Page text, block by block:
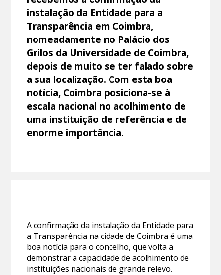
instalação da Entidade para a
Transparência em Coimbra,
nomeadamente no Palácio dos
Grilos da Universidade de Coimbra,
depois de muito se ter falado sobre
a sua localização. Com esta boa
notícia, Coimbra posiciona-se à
escala nacional no acolhimento de
uma instituição de referência e de
enorme importância.
A confirmação da instalação da Entidade para
a Transparência na cidade de Coimbra é uma
boa notícia para o concelho, que volta a
demonstrar a capacidade de acolhimento de
instituições nacionais de grande relevo.